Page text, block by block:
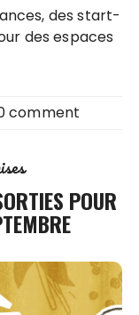
des start-
des espaces
comment
POUR